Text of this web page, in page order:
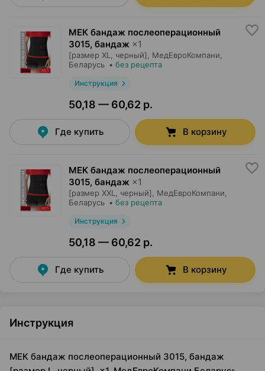
МЕК бандаж послеоперационный
3015, бандаж ×1
[размер XL, черный], МедЕвроКомпани
Беларусь • без рецепта
Инструкция
50,18 — 60,62 р.
Где купить В корзину
МЕК бандаж послеоперационный
3015, бандаж ×1
[размер XXL, черный], МедЕвроКомпани
Беларусь • без рецепта
Инструкция
50,18 — 60,62 р.
Где купить В корзину
Инструкция
МЕК бандаж послеоперационный 3015, бандаж